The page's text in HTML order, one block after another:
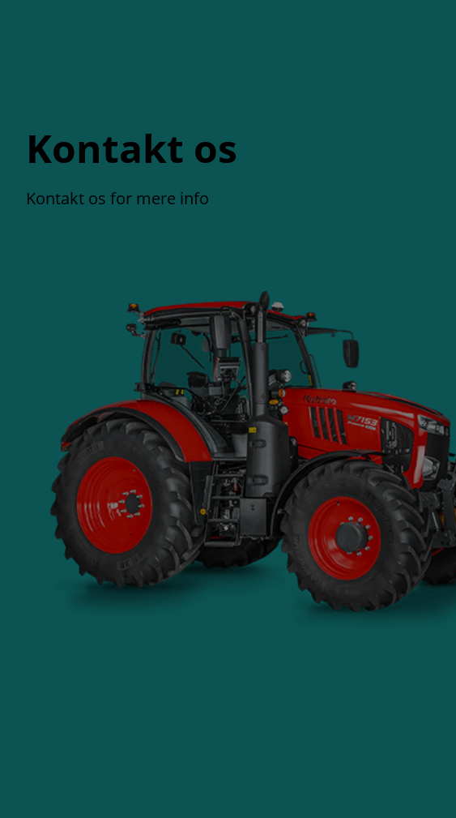
Kontakt os
Kontakt os for mere info